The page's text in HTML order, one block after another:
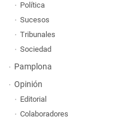
Política
Sucesos
Tribunales
Sociedad
Pamplona
Opinión
Editorial
Colaboradores